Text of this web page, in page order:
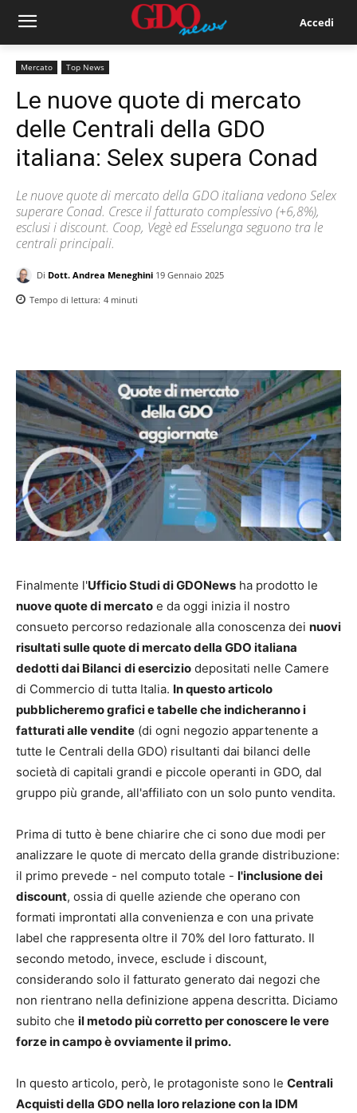
Accedi
Mercato Top News
Le nuove quote di mercato
delle Centrali della GDO
italiana: Selex supera Conad
Le nuove quote di mercato della GDO italiana vedono Selex
superare Conad. Cresce il fatturato complessivo (+6,8%),
esclusi i discount. Coop, Vegè ed Esselunga seguono tra le
centrali principali.
Di Dott. Andrea Meneghini 19 Gennaio 2025
Tempo di lettura: 4 minuti
Finalmente l'Ufficio Studi di GDONews ha prodotto le
nuove quote di mercato e da oggi inizia il nostro
consueto percorso redazionale alla conoscenza dei nuovi
risultati sulle quote di mercato della GDO italiana
dedotti dai Bilanci di esercizio depositati nelle Camere
di Commercio di tutta Italia. In questo articolo
pubblicheremo grafici e tabelle che indicheranno i
fatturati alle vendite (di ogni negozio appartenente a
tutte le Centrali della GDO) risultanti dai bilanci delle
società di capitali grandi e piccole operanti in GDO, dal
gruppo più grande, all'affiliato con un solo punto vendita.
Prima di tutto è bene chiarire che ci sono due modi per
analizzare le quote di mercato della grande distribuzione:
il primo prevede - nel computo totale - l'inclusione dei
discount, ossia di quelle aziende che operano con
formati improntati alla convenienza e con una private
label che rappresenta oltre il 70% del loro fatturato. Il
secondo metodo, invece, esclude i discount,
considerando solo il fatturato generato dai negozi che
non rientrano nella definizione appena descritta. Diciamo
subito che il metodo più corretto per conoscere le vere
forze in campo è ovviamente il primo.
In questo articolo, però, le protagoniste sono le Centrali
Acquisti della GDO nella loro relazione con la IDM